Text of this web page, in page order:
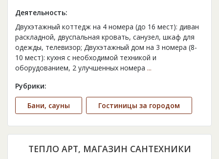
Деятельность:
Двухэтажный коттедж на 4 номера (до 16 мест): диван
раскладной, двуспальная кровать, санузел, шкаф для
одежды, телевизор; Двухэтажный дом на 3 номера (8-
10 мест): кухня с необходимой техникой и
оборудованием, 2 улучшенных номера ...
Рубрики:
Бани, сауны Гостиницы за городом
ТЕПЛО АРТ, МАГАЗИН САНТЕХНИКИ